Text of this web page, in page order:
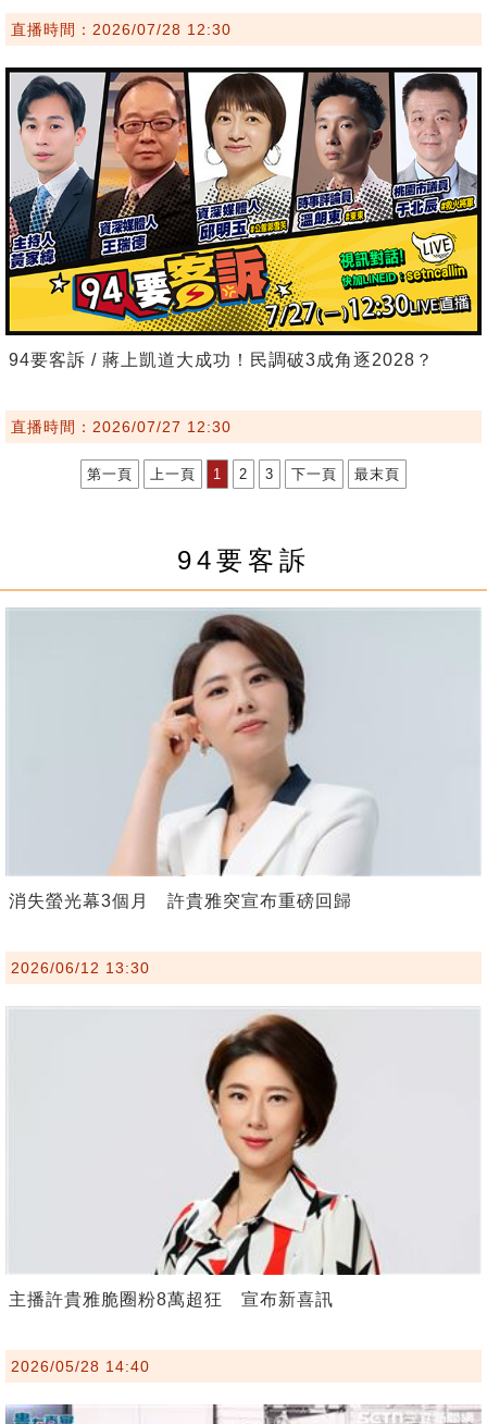
直播時間：2026/07/28 12:30
94要客訴 / 蔣上凱道大成功！民調破3成角逐2028？
直播時間：2026/07/27 12:30
第一頁 上一頁 1 2 3 下一頁 最末頁
94要客訴
消失螢光幕3個月 許貴雅突宣布重磅回歸
2026/06/12 13:30
主播許貴雅脆圈粉8萬超狂 宣布新喜訊
2026/05/28 14:40